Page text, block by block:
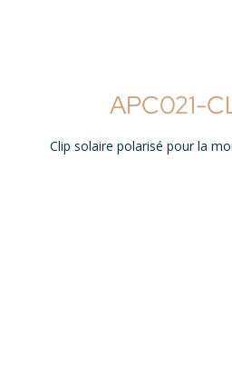
APC021-
Clip solaire polarisé pour la